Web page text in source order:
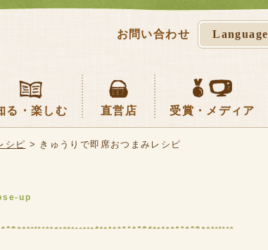
お問い合わせ Language
る・楽しむ 直営店 受賞・メディア
シピ > きゅうりで即席おつまみレシピ
up